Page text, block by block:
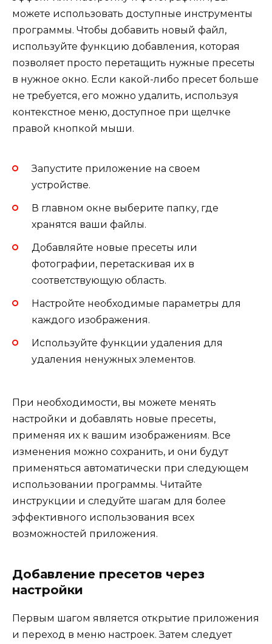
можете использовать доступные инструменты
программы. Чтобы добавить новый файл,
используйте функцию добавления, которая
позволяет просто перетащить нужные пресеты
в нужное окно. Если какой-либо пресет больше
не требуется, его можно удалить, используя
контекстное меню, доступное при щелчке
правой кнопкой мыши.
Запустите приложение на своем
устройстве.
В главном окне выберите папку, где
хранятся ваши файлы.
Добавляйте новые пресеты или
фотографии, перетаскивая их в
соответствующую область.
Настройте необходимые параметры для
каждого изображения.
Используйте функции удаления для
удаления ненужных элементов.
При необходимости, вы можете менять
настройки и добавлять новые пресеты,
применяя их к вашим изображениям. Все
изменения можно сохранить, и они будут
применяться автоматически при следующем
использовании программы. Читайте
инструкции и следуйте шагам для более
эффективного использования всех
возможностей приложения.
Добавление пресетов через
настройки
Первым шагом является открытие приложения
и переход в меню настроек. Затем следует